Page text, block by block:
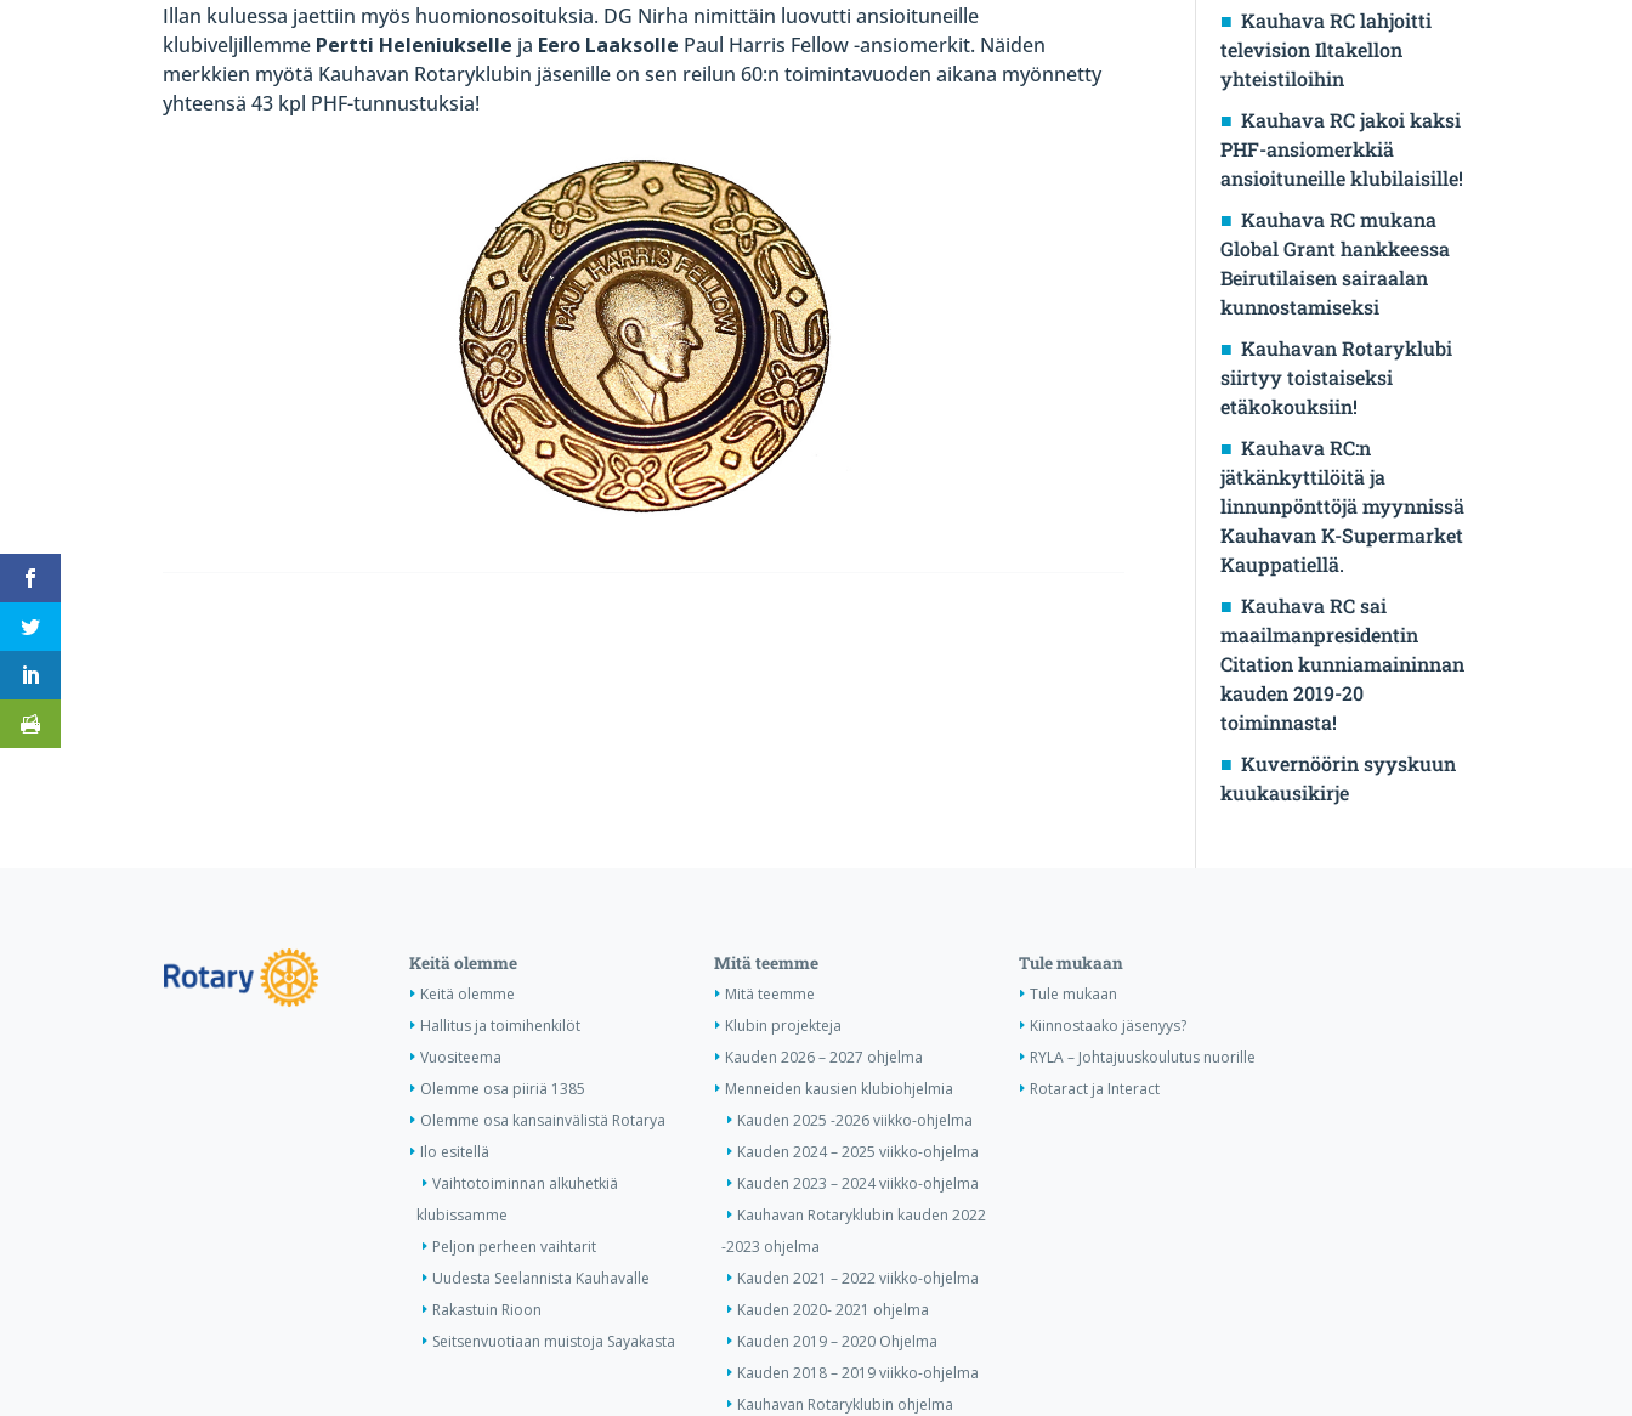
Illan kuluessa jaettiin myös huomionosoituksia. DG Nirha nimittäin luovutti ansioituneille
klubiveljillemme Pertti Heleniukselle ja Eero Laaksolle Paul Harris Fellow -ansiomerkit. Näiden
merkkien myötä Kauhavan Rotaryklubin jäsenille on sen reilun 60:n toimintavuoden aikana myönnetty
yhteensä 43 kpl PHF-tunnustuksia!
Kauhava RC lahjoitti
television Iltakellon
yhteistiloihin
Kauhava RC jakoi kaksi
PHF-ansiomerkkiä
ansioituneille klubilaisille!
Kauhava RC mukana
Global Grant hankkeessa
Beirutilaisen sairaalan
kunnostamiseksi
Kauhavan Rotaryklubi
siirtyy toistaiseksi
etäkokouksiin!
Kauhava RC:n
jätkänkyttilöitä ja
linnunpönttöjä myynnissä
Kauhavan K-Supermarket
Kauppatiellä.
Kauhava RC sai
maailmanpresidentin
Citation kunniamaininnan
kauden 2019-20
toiminnasta!
Kuvernöörin syyskuun
kuukausikirje
Keitä olemme
Keitä olemme
Hallitus ja toimihenkilöt
Vuositeema
Olemme osa piiriä 1385
Olemme osa kansainvälistä Rotarya
Ilo esitellä
Vaihtotoiminnan alkuhetkiä
klubissamme
Peljon perheen vaihtarit
Uudesta Seelannista Kauhavalle
Rakastuin Rioon
Seitsenvuotiaan muistoja Sayakasta
Mitä teemme
Mitä teemme
Klubin projekteja
Kauden 2026 – 2027 ohjelma
Menneiden kausien klubiohjelmia
Kauden 2025 -2026 viikko-ohjelma
Kauden 2024 – 2025 viikko-ohjelma
Kauden 2023 – 2024 viikko-ohjelma
Kauhavan Rotaryklubin kauden 2022
-2023 ohjelma
Kauden 2021 – 2022 viikko-ohjelma
Kauden 2020- 2021 ohjelma
Kauden 2019 – 2020 Ohjelma
Kauden 2018 – 2019 viikko-ohjelma
Kauhavan Rotaryklubin ohjelma
Tule mukaan
Tule mukaan
Kiinnostaako jäsenyys?
RYLA – Johtajuuskoulutus nuorille
Rotaract ja Interact